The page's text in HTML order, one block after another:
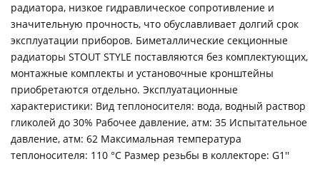
радиатора, низкое гидравлическое сопротивление и
значительную прочность, что обуславливает долгий срок
эксплуатации приборов. Биметаллические секционные
радиаторы STOUT STYLE поставляются без комплектующих,
монтажные комплекты и установочные кронштейны
приобретаются отдельно. Эксплуатационные
характеристики: Вид теплоносителя: вода, водный раствор
гликолей до 30% Рабочее давление, атм: 35 Испытательное
давление, атм: 62 Максимальная температура
теплоносителя: 110 °С Размер резьбы в коллекторе: G1''